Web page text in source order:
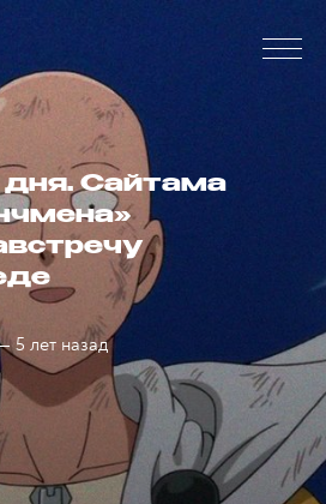
Сайтама
5 лет назад